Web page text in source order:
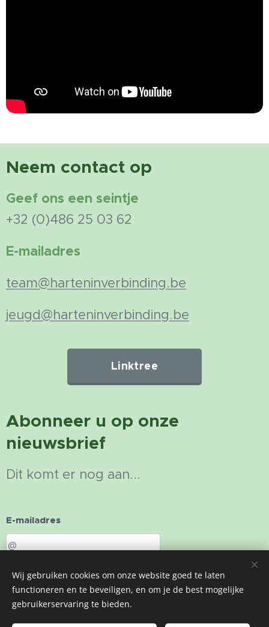
Neem contact op
Geef ons een seintje
+32 (0)486 25 03 62
E-mailadres
team@harteninverbinding.be
jeugd@harteninverbinding.be
Linktree
Abonneer u op onze
nieuwsbrief
Dit komt er nog aan...
E-mailadres
Sturen
Wij gebruiken cookies om onze website goed te laten
functioneren en te beveiligen, en om je de best mogelijke
gebruikerservaring te bieden.